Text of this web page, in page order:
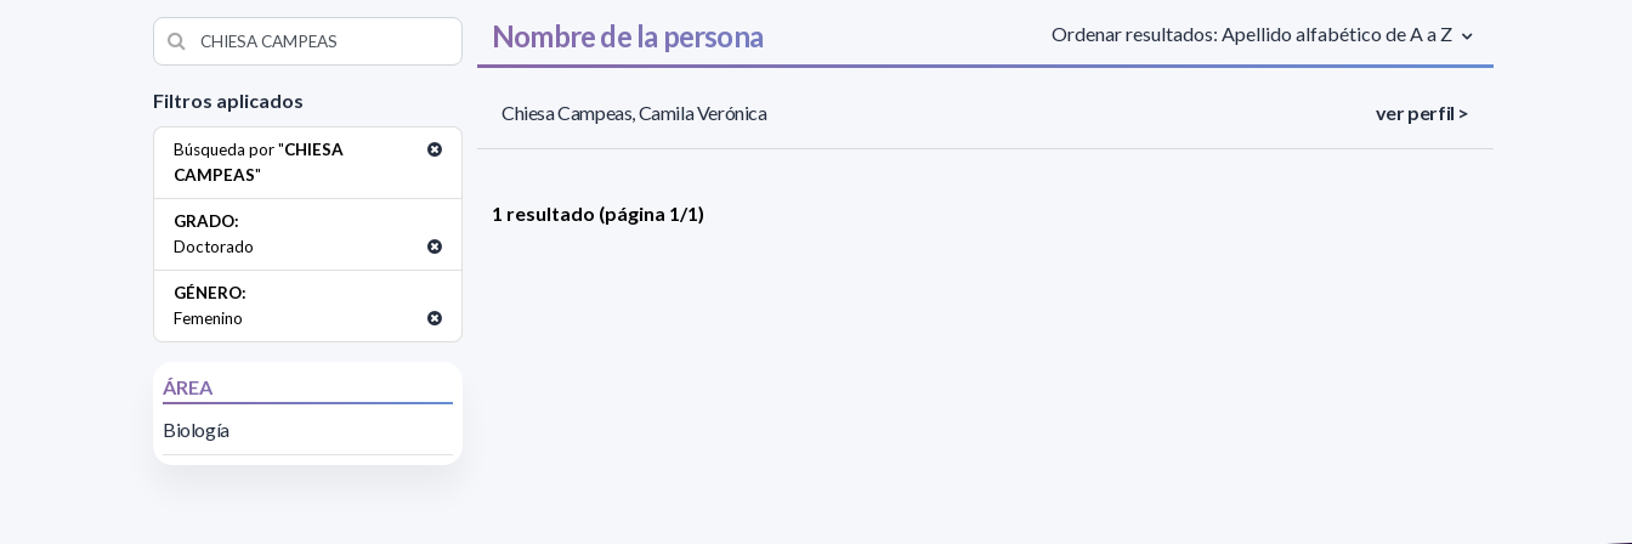
Filtros aplicados
Búsqueda por "CHIESA
CAMPEAS"
GRADO:
Doctorado
GÉNERO:
Femenino
ÁREA
Biología
Nombre de la persona Ordenar resultados: Apellido alfabético de A a Z
Chiesa Campeas, Camila Verónica ver perfil >
1 resultado (página 1/1)